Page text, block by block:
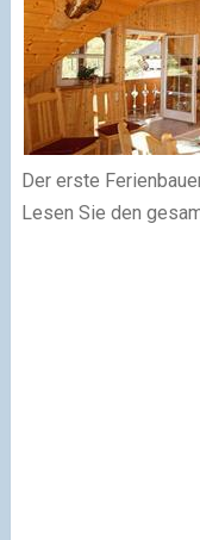
Der erste
Lesen Sie den